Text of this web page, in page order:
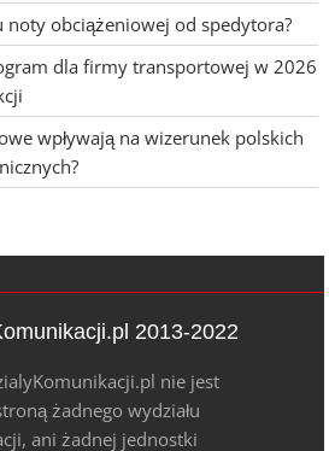
obciążeniowej od spedytora?
dla firmy transportowej w 2026
wpływają na wizerunek polskich
2013-2022
nie jest
żadnego wydziału
ani żadnej jednostki